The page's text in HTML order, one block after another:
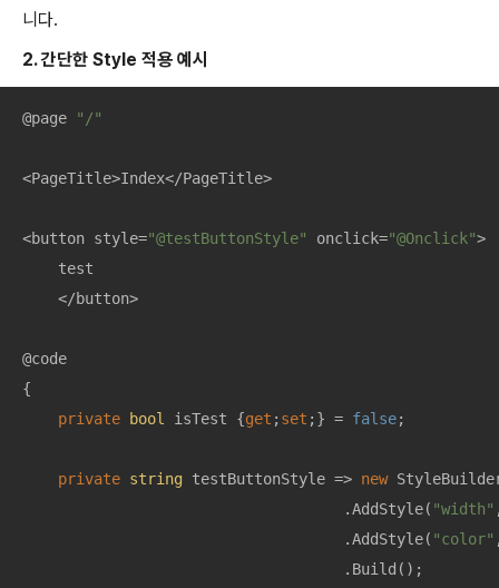
니다.
2. 간단한 Style 적용 예시
@page "/"
<PageTitle>Index</PageTitle>
<button style="@testButtonStyle" onclick="@Onclick">
    test
    </button>
@code
{
private
bool isTest {get ; set ;} = false;
private string testButtonStyle => new
                                    .AddStyle(
"width"
                                    .AddStyle(
"color"
                                    .Build();